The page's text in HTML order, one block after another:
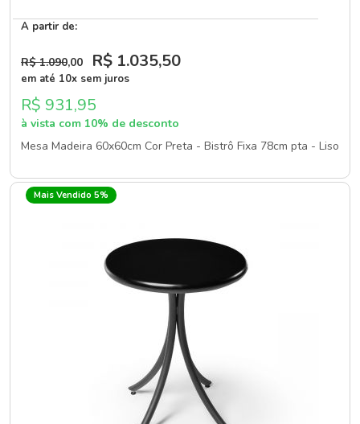
A partir de:
R$ 1.090,00 R$ 1.035,50
em até 10x sem juros
R$ 931,95
à vista com 10% de desconto
Mesa Madeira 60x60cm Cor Preta - Bistrô Fixa 78cm pta - Liso
Mais Vendido 5%